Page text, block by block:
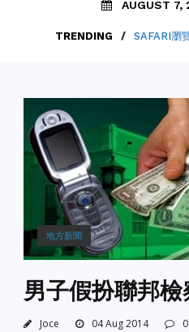
AUGUST 7,
TRENDING / SAFARI瀏
地方新聞
男子假扮聯邦
Joce 04 Aug 2014 0